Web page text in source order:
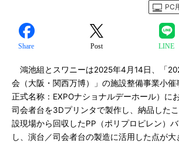
PC
Share Post LINE
鴻池組とスワニーは2025年4月14日、「
会（大阪・関西万博）」の施設整備事業小催
正式名称：EXPOナショナルデーホール）に
司会者台を3Dプリンタで製作し、納品した
設現場から回収したPP（ポリプロピレン）
し、演台／司会者台の製造に活用した点が大